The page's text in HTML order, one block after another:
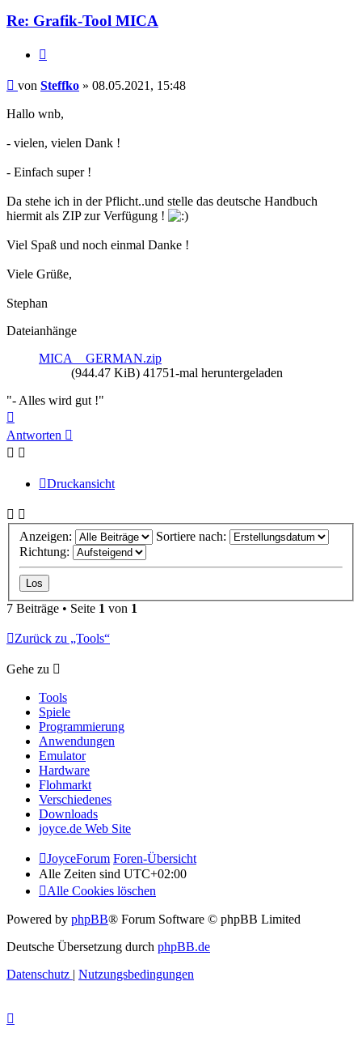
Re: Grafik-Tool MICA
Beitrag
von Steffko » 08.05.2021, 15:48
Hallo wnb,
- vielen, vielen Dank !
- Einfach super !
Da stehe ich in der Pflicht..und stelle das deutsche Handbuch
hiermit als ZIP zur Verfügung !
Viel Spaß und noch einmal Danke !
Viele Grüße,
Stephan
Dateianhänge
MICA__GERMAN.zip
(944.47 KiB) 41751-mal heruntergeladen
"- Alles wird gut !"
oben
Antworten
Druckansicht
Anzeigen:
Sortiere nach:
Richtung:
7 Beiträge • Seite 1 von 1
Zurück zu „Tools“
Gehe zu
Tools
Spiele
Programmierung
Anwendungen
Emulator
Hardware
Flohmarkt
Verschiedenes
Downloads
joyce.de Web Site
JoyceForum Foren-Übersicht
Alle Zeiten sind UTC+02:00
Alle Cookies löschen
Powered by phpBB® Forum Software © phpBB Limited
Deutsche Übersetzung durch phpBB.de
Datenschutz | Nutzungsbedingungen